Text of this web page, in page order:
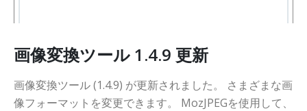
画像変換ツール 1.4.9 更新
画像変換ツール (1.4.9) が更新されました。 さまざまな画
像フォーマットを変更できます。 MozJPEGを使用して、